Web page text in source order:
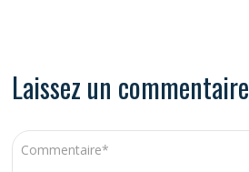
Laissez un commentaire